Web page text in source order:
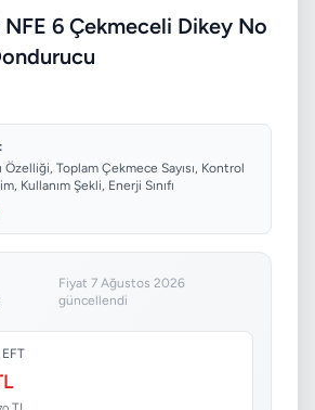
6 Çekmeceli Dikey No
Toplam Çekmece Sayısı, Kontrol
Kullanım Şekli, Enerji Sınıfı
Fiyat 7 Ağustos 2026
güncellendi